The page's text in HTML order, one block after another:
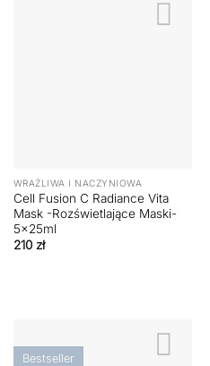
WRAŻLIWA I NACZYNIOWA
Cell Fusion C Radiance Vita
Mask -Rozświetlające Maski-
5x25ml
210 zł
Bestseller